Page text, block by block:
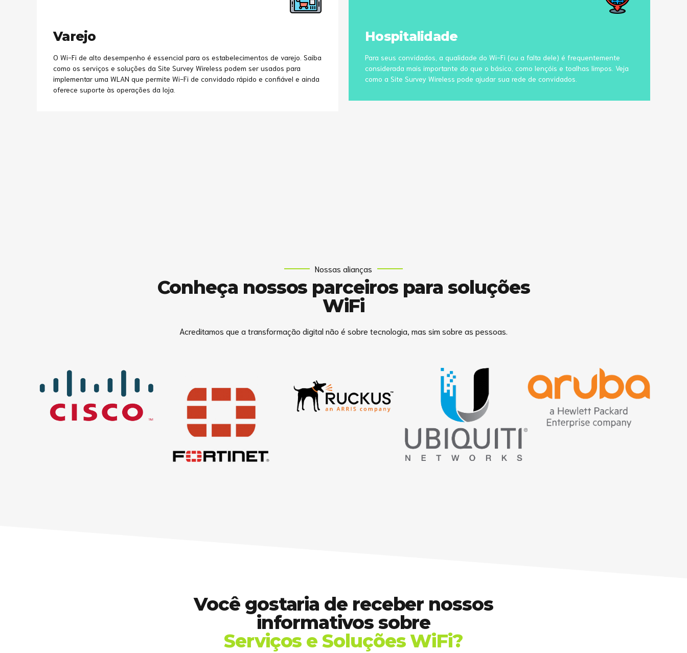
Varejo
O Wi-Fi de alto desempenho é essencial para os estabelecimentos de varejo. Saiba
como os serviços e soluções da Site Survey Wireless podem ser usados para
implementar uma WLAN que permite Wi-Fi de convidado rápido e confiável e ainda
oferece suporte às operações da loja.
Hospitalidade
Para seus convidados, a qualidade do Wi-Fi (ou a falta dele) é frequentemente
considerada mais importante do que o básico, como lençóis e toalhas limpos. Veja
como a Site Survey Wireless pode ajudar sua rede de convidados.
Nossas alianças
Conheça nossos parceiros para soluções
WiFi
Acreditamos que a transformação digital não é sobre tecnologia, mas sim sobre as pessoas.
Você gostaria de receber nossos
informativos sobre
Serviços e Soluções WiFi?